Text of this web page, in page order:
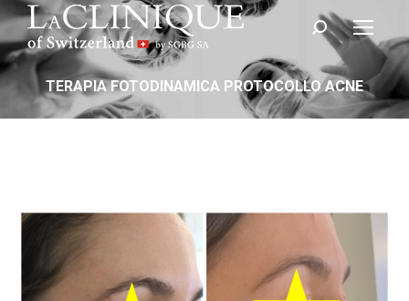
Cerca:
TERAPIA FOTODINAMICA PROTOCOLLO ACNE